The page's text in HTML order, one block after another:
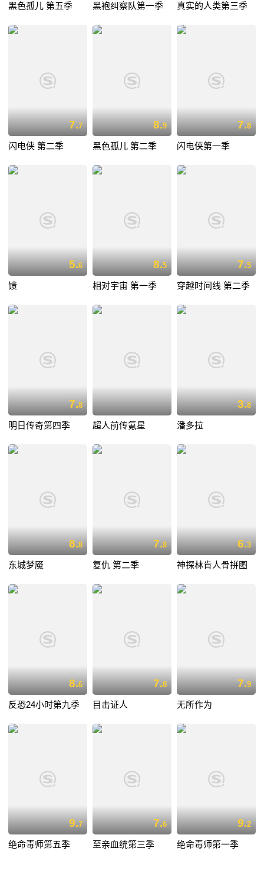
黑色孤儿 第五季 黑袍纠察队第一季 真实的人类第三季
7.7
闪电侠 第二季
8.9
黑色孤儿 第二季
7.8
闪电侠第一季
5.6
馈
8.5
相对宇宙 第一季
7.5
穿越时间线 第二季
7.8
明日传奇第四季 超人前传氪星
3.8
潘多拉
8.8
东城梦魇
7.8
复仇 第二季
6.3
神探林肯人骨拼图
8.6
反恐24小时第九季
7.8
目击证人
7.9
无所作为
9.7
绝命毒师第五季
7.6
至亲血统第三季
9.2
绝命毒师第一季